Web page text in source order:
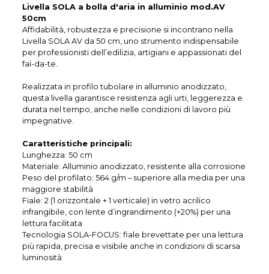
Livella SOLA a bolla d'aria in alluminio mod.AV
50cm
Affidabilità, robustezza e precisione si incontrano nella
Livella SOLA AV da 50 cm, uno strumento indispensabile
per professionisti dell’edilizia, artigiani e appassionati del
fai-da-te.
Realizzata in profilo tubolare in alluminio anodizzato,
questa livella garantisce resistenza agli urti, leggerezza e
durata nel tempo, anche nelle condizioni di lavoro più
impegnative.
Caratteristiche principali:
Lunghezza: 50 cm
Materiale: Alluminio anodizzato, resistente alla corrosione
Peso del profilato: 564 g/m – superiore alla media per una
maggiore stabilità
Fiale: 2 (1 orizzontale + 1 verticale) in vetro acrilico
infrangibile, con lente d’ingrandimento (+20%) per una
lettura facilitata
Tecnologia SOLA-FOCUS: fiale brevettate per una lettura
più rapida, precisa e visibile anche in condizioni di scarsa
luminosità